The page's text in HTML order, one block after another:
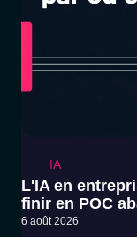
IA
L'IA en
finir en POC
6 août 2026